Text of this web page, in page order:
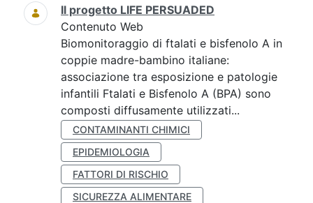
Il progetto LIFE PERSUADED
Contenuto Web
Biomonitoraggio di ftalati e bisfenolo A in
coppie madre-bambino italiane:
associazione tra esposizione e patologie
infantili Ftalati e Bisfenolo A (BPA) sono
composti diffusamente utilizzati...
CONTAMINANTI CHIMICI
EPIDEMIOLOGIA
FATTORI DI RISCHIO
SICUREZZA ALIMENTARE